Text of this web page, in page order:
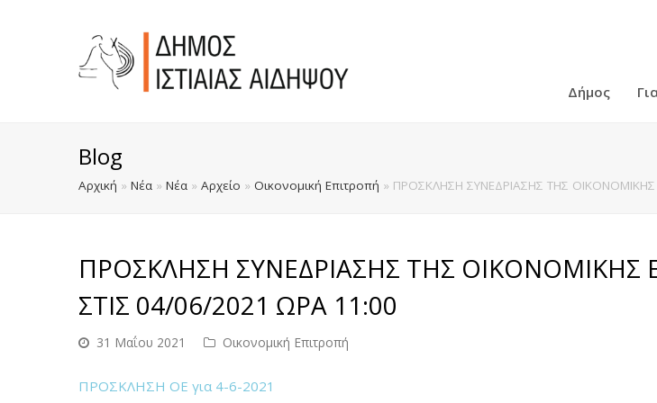
Δήμος
Blog
Αρχική » Νέα » Νέα » Αρχείο » Οικονομική Επιτροπή » ΠΡΟΣΚΛΗΣΗ ΣΥΝΕΔΡΙΑΣΗΣ ΤΗΣ
ΠΡΟΣΚΛΗΣΗ ΣΥΝΕΔΡΙΑΣΗΣ ΤΗΣ ΟΙΚΟΝΟΜΙΚΗΣ
ΣΤΙΣ 04/06/2021 ΩΡΑ 11:00
31 Μαΐου 2021 Οικονομική Επιτροπή
ΠΡΟΣΚΛΗΣΗ ΟΕ για 4-6-2021